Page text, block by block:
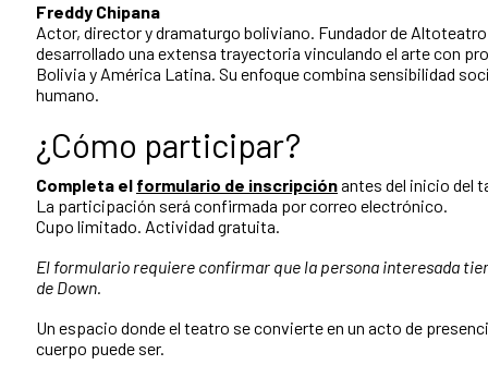
Freddy Chipana
Actor, director y dramaturgo boliviano. Fundador de
desarrollado una extensa trayectoria vinculando el arte con
Bolivia y América Latina. Su enfoque combina sensibilidad
humano.
¿Cómo participar?
Completa el formulario de inscripciónantes del inicio del
La participación será confirmada por correo electrónico.
Cupo limitado. Actividad gratuita.
El formulario requiere confirmar que la persona interesada
de Down.
Un espacio donde el teatro se convierte en un acto de
cuerpo puede ser.